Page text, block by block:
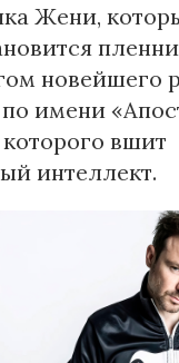
Жени,
новейшего
по имени
которого вшит
интеллект.